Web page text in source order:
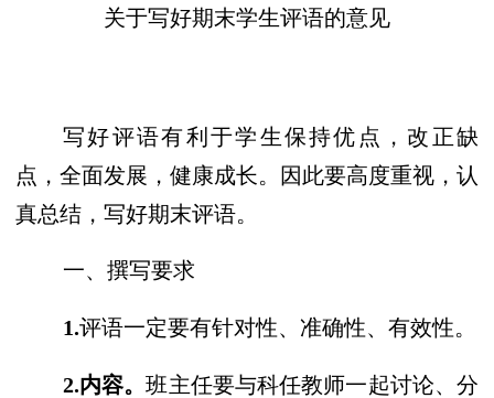
关于写好期末学生评语的意见
写好评语有利于学生保持优点，改正缺
点，全面发展，健康成长。因此要高度重视，认
真总结，写好期末评语。
一、撰写要求
1.评语一定要有针对性、准确性、有效性。
2.内容。班主任要与科任教师一起讨论、分